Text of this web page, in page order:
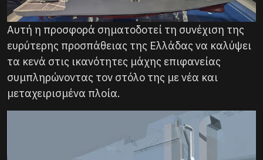
Αυτή η προσφορά σηματοδοτεί τη συνέχιση της
ευρύτερης προσπάθειας της Ελλάδας να καλύψει
τα κενά στις ικανότητες μάχης επιφανείας
συμπληρώνοντας τον στόλο της με νέα και
μεταχειρισμένα πλοία.